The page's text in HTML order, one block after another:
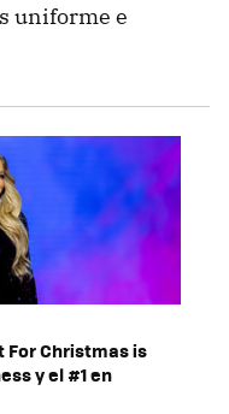
uniforme e
For Christmas is
y el #1 en